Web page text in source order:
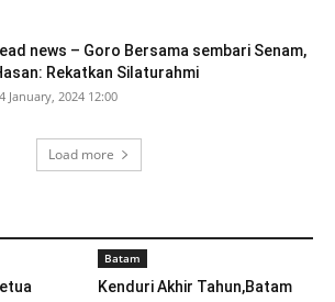
news – Goro Bersama sembari Senam,
Rekatkan Silaturahmi
January, 2024 12:00
Load more
Batam
Kenduri Akhir Tahun,Batam